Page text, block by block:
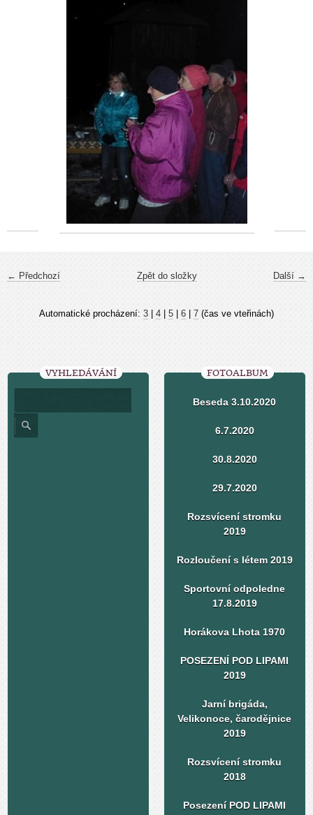
← Předchozí Další →
Zpět do složky
Automatické procházení: 3 4 5 6 7 (čas ve vteřinách)
VYHLEDÁVÁNÍ FOTOALBUM
Beseda 3.10.2020
6.7.2020
30.8.2020
29.7.2020
Rozsvícení stromku
2019
Rozloučení s létem 2019
Sportovní odpoledne
17.8.2019
Horákova Lhota 1970
POSEZENÍ POD LIPAMI
2019
Jarní brigáda,
Velikonoce, čarodějnice
2019
Rozsvícení stromku
2018
Posezení POD LIPAMI